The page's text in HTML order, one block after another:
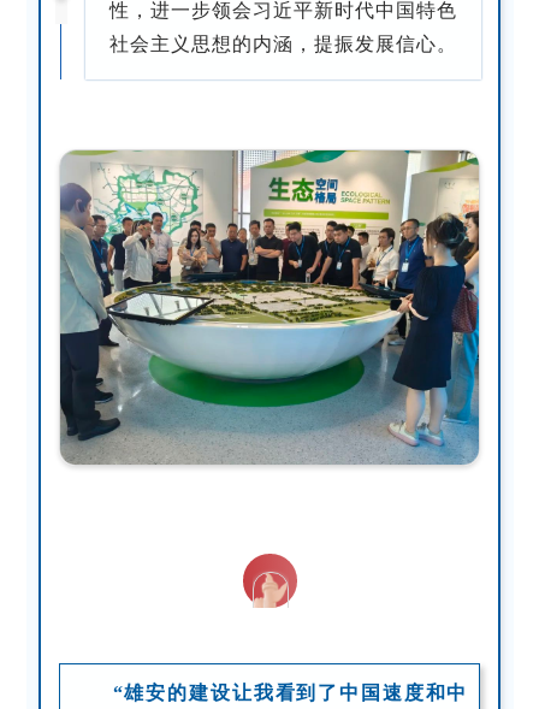
性，进一步领会习近平新时代中国特色
社会主义思想的内涵，提振发展信心。
“雄安的建设让我看到了中国速度和中